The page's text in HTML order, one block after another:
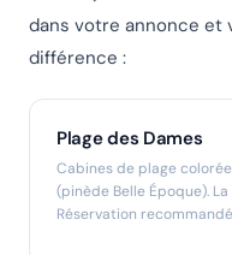
dans votre annonce et
différence :
Plage des Dames
Cabines de plage
(pinède Belle Époque).
Réservation